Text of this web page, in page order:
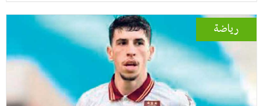
رياضة